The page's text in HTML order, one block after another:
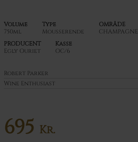
Volume
750ml
Type
Mousserende
OMRÅDE
CHAMPAGNE
PRODUCENT
Egly Ouriet
Kasse
OC/6
Robert Parker
Wine Enthusiast
695 Kr.